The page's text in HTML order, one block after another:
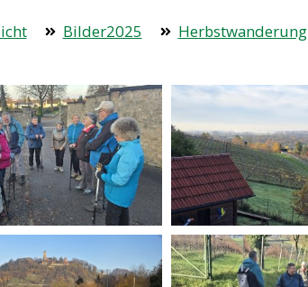
Bilder2025 Herbstwanderung